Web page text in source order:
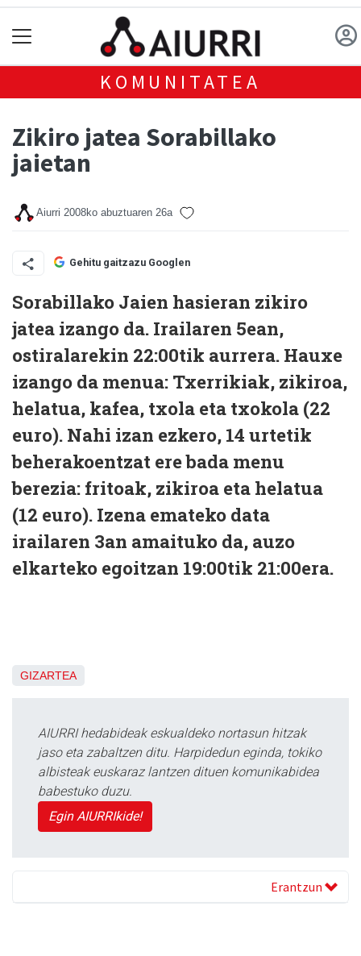
KOMUNITATEA
Zikiro jatea Sorabillako
jaietan
Aiurri 2008ko abuztuaren 26a
Gehitu gaitzazu Googlen
Sorabillako Jaien hasieran zikiro
jatea izango da. Irailaren 5ean,
ostiralarekin 22:00tik aurrera. Hauxe
izango da menua: Txerrikiak, zikiroa,
helatua, kafea, txola eta txokola (22
euro). Nahi izan ezkero, 14 urtetik
beherakoentzat ere bada menu
berezia: fritoak, zikiroa eta helatua
(12 euro). Izena emateko data
irailaren 3an amaituko da, auzo
elkarteko egoitzan 19:00tik 21:00era.
GIZARTEA
AIURRI hedabideak eskualdeko nortasun hitzak
jaso eta zabaltzen ditu. Harpidedun eginda, tokiko
albisteak euskaraz lantzen dituen komunikabidea
babestuko duzu.
Egin AIURRIkide!
Erantzun